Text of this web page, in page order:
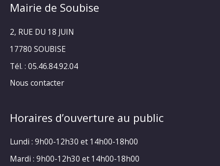
Mairie de Soubise
2, RUE DU 18 JUIN
17780 SOUBISE
Tél. : 05.46.84.92.04
Nous contacter
Horaires d’ouverture au public
Lundi : 9h00-12h30 et 14h00-18h00
Mardi : 9h00-12h30 et 14h00-18h00